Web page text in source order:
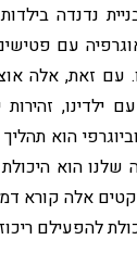
נדנדה
עם
עם זאת, אלה
ילדינו,
הוא
שלנו הוא
אלה קורא
להפעילם